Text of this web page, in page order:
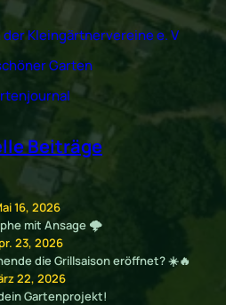
Kleingärtnervereine e. V
Garten
Beiträge
16, 2026
mit Ansage 🌩️
23, 2026
die Grillsaison eröffnet? ☀️🔥
22, 2026
Gartenprojekt!